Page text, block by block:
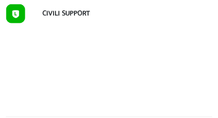
CIVILI SUPPORT